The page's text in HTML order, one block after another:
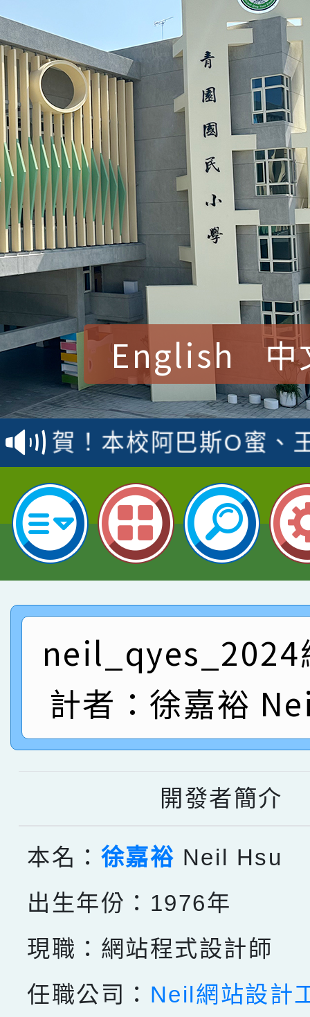
English 中
賀！本校參加桃園市中
賽 洪綺君教師榮獲社
名
賀！本校阿巴斯O蜜、
倩參加桃園市科展 國
名 指導老師王老師、
賀！本校四年二班張O
園市英語競賽國小朗讀
指導老師林老師
賀！本校參加桃園市中
賽 劉文瑛教師榮獲教
臺灣台語-第二名
賀！本校參與2026世
市賽榮獲科學小創客佳
賀！本校參加桃園市中
名
倩參加桃園市科展 國
名 指導老師王老師、
賀！本校四年二班張O
園市英語競賽國小朗讀
指導老師林老師
賀！本校參加桃園市中
賽 劉文瑛教師榮獲教
臺灣台語-第二名
賀！本校參與2026世
市賽榮獲科學小創客佳
neil_qyes_2024
計者：徐嘉裕
開發者簡介
本名： 徐嘉裕 Neil Hsu
出生年份：1976年
現職：網站程式設計師
任職公司： Neil網站設計